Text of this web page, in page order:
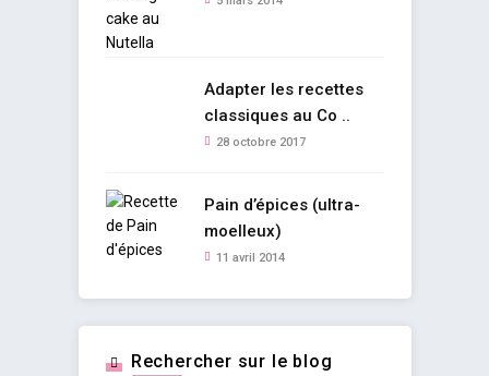
Adapter les recettes
classiques au Co ..
28 octobre 2017
Pain d’épices (ultra-
moelleux)
11 avril 2014
Rechercher sur le blog